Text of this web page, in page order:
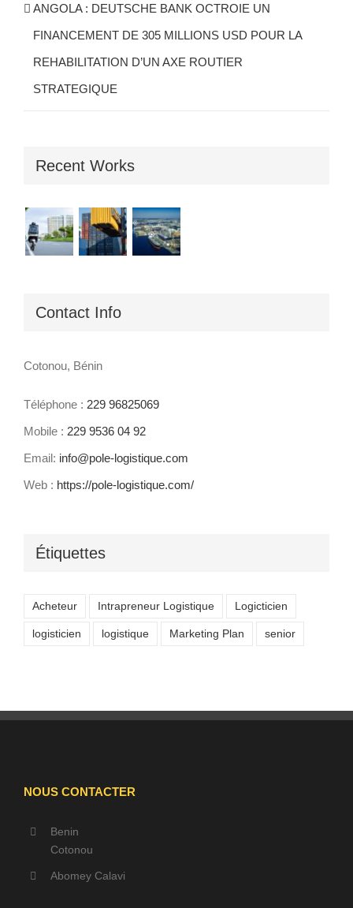
ANGOLA : DEUTSCHE BANK OCTROIE UN
FINANCEMENT DE 305 MILLIONS USD POUR LA
REHABILITATION D’UN AXE ROUTIER
STRATEGIQUE
Recent Works
Contact Info
Cotonou, Bénin
Téléphone : 229 96825069
Mobile : 229 9536 04 92
Email: info@pole-logistique.com
Web : https://pole-logistique.com/
Étiquettes
Acheteur Intrapreneur Logistique Logicticien
logisticien logistique Marketing Plan senior
NOUS CONTACTER
Benin
Cotonou
Abomey Calavi